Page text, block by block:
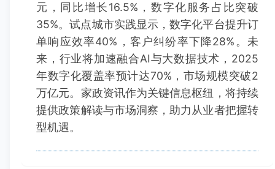
元，同比增长16.5%，数字化服务占比突破
35%。试点城市实践显示，数字化平台提升订
单响应效率40%，客户纠纷率下降28%。未
来，行业将加速融合AI与大数据技术，2025
年数字化覆盖率预计达70%，市场规模突破2
万亿元。家政资讯作为关键信息枢纽，将持续
提供政策解读与市场洞察，助力从业者把握转
型机遇。